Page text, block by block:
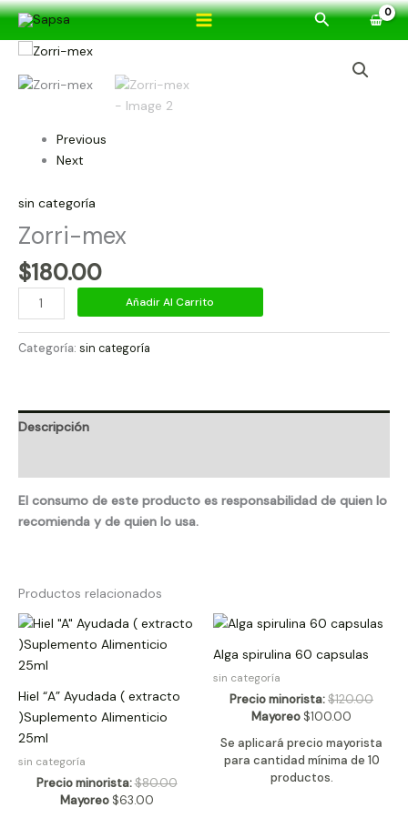
Ir
contenido
Buscar
Previous
Next
sin categoría
Zorri-mex
$180.00
Zorri-
mex
cantidad
Añadir Al Carrito
Categoría: sin categoría
Descripción
El consumo de este producto es responsabilidad de quien lo
recomienda y de quien lo usa.
Productos relacionados
Hiel “A” Ayudada ( extracto
)Suplemento Alimenticio
25ml
sin categoría
Precio minorista:$80.00
Mayoreo $63.00
Alga spirulina 60 capsulas
sin categoría
Precio minorista:$120.00
Mayoreo $100.00
Se aplicará precio mayorista
para cantidad mínima de 10
productos.